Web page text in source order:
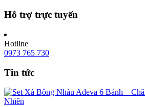
Hỗ trợ trực tuyến
Hotline
0973 765 730
Tin tức